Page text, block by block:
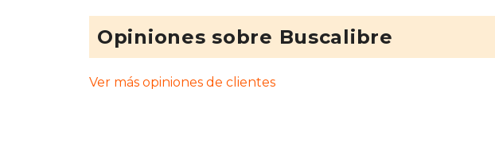
Opiniones sobre Buscalibre
Ver más opiniones de clientes